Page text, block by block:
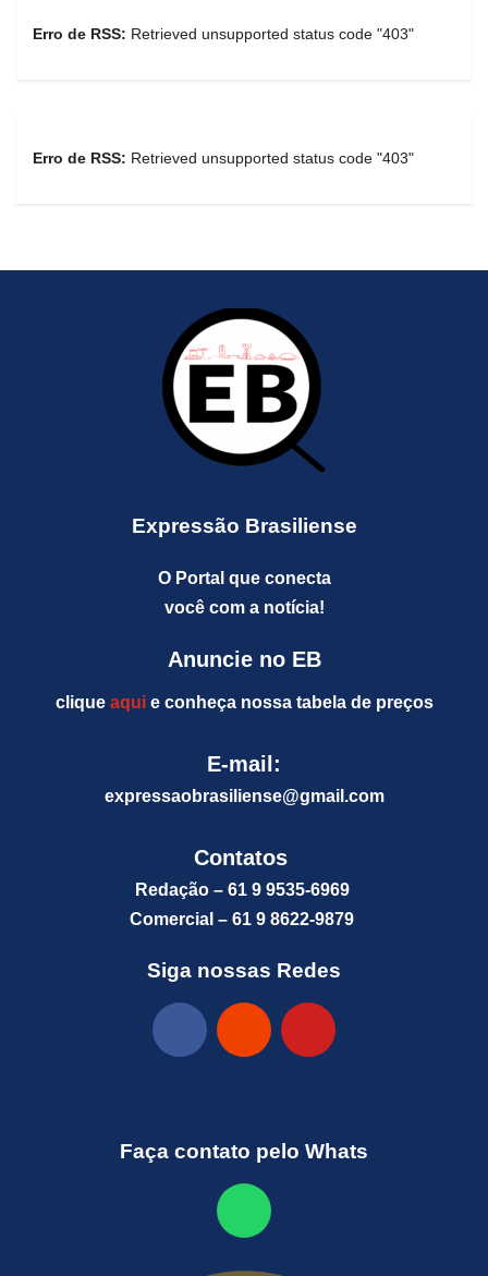
Erro de RSS: Retrieved unsupported status code "403"
Erro de RSS: Retrieved unsupported status code "403"
Expressão Brasiliense
O Portal que conecta
você com a notícia!
Anuncie no EB
clique aquie conheça nossa tabela de preços
E-mail:
expressaobrasiliense@gmail.com
Contatos
Redação – 61 9 9535-6969
Comercial – 61 9 8622-9879
Siga nossas Redes
Faça contato pelo Whats